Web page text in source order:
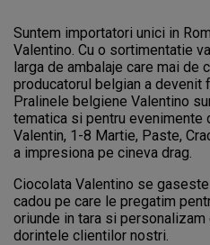
Suntem importatori unici in
Valentino. Cu o sortimentatie
larga de ambalaje care mai de
producatorul belgian a devenit
Pralinele belgiene Valentino
tematica si pentru evenimente
Valentin, 1-8 Martie, Paste,
a impresiona pe cineva drag.
Ciocolata Valentino se
cadou pe care le pregatim
oriunde in tara si
dorintele clientilor nostri.